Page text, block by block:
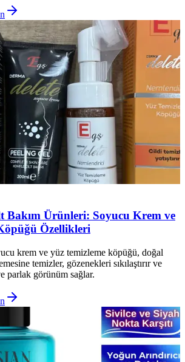
Bakım Ürünleri: Soyucu Krem ve
Özellikleri
krem ve yüz temizleme köpüğü, doğal
temizler, gözenekleri sıkılaştırır ve
parlak görünüm sağlar.